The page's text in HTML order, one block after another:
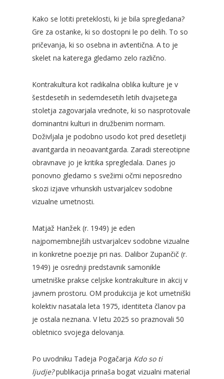
Kako se lotiti preteklosti, ki je bila spregledana?
Gre za ostanke, ki so dostopni le po delih. To so
pričevanja, ki so osebna in avtentična. A to je
skelet na katerega gledamo zelo različno.
Kontrakultura kot radikalna oblika kulture je v
šestdesetih in sedemdesetih letih dvajsetega
stoletja zagovarjala vrednote, ki so nasprotovale
dominantni kulturi in družbenim normam.
Doživljala je podobno usodo kot pred desetletji
avantgarda in neoavantgarda. Zaradi stereotipne
obravnave jo je kritika spregledala. Danes jo
ponovno gledamo s svežimi očmi neposredno
skozi izjave vrhunskih ustvarjalcev sodobne
vizualne umetnosti.
Matjaž Hanžek (r. 1949) je eden
najpomembnejših ustvarjalcev sodobne vizualne
in konkretne poezije pri nas. Dalibor Zupančič (r.
1949) je osrednji predstavnik samonikle
umetniške prakse celjske kontrakulture in akcij v
javnem prostoru. OM produkcija je kot umetniški
kolektiv nasatala leta 1975, identiteta članov pa
je ostala neznana. V letu 2025 so praznovali 50
obletnico svojega delovanja.
Po uvodniku Tadeja Pogačarja Kdo so ti
ljudje?publikacija prinaša bogat vizualni material